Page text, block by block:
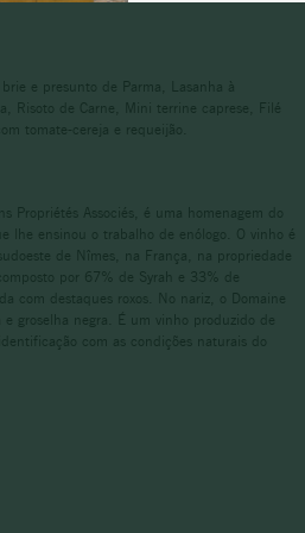
e presunto de Parma, Lasanha à
Risoto de Carne, Mini terrine caprese, Filé
tomate-cereja e requeijão.
Propriétés Associés, é uma homenagem do
lhe ensinou o trabalho de enólogo. O vinho é
de Nîmes, na França, na propriedade
por 67% de Syrah e 33% de
com destaques roxos. No nariz, o Domaine
groselha negra. É um vinho produzido de
com as condições naturais do